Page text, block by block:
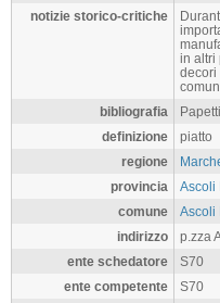
notizie storico-critiche
in altri
decori
bibliografia
definizione
piatto
regione
provincia
Ascoli
comune
Ascoli
indirizzo
p.zza
ente schedatore
S70
ente competente
S70